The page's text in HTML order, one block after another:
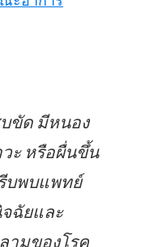
ขัด มีหนอง
ะ หรือผื่นขึ้น
บพบแพทย์
ฉัยและ
ามของโรค